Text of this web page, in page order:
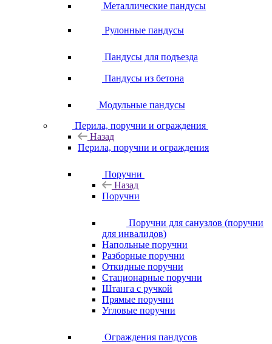
Металлические пандусы
Рулонные пандусы
Пандусы для подъезда
Пандусы из бетона
Модульные пандусы
Перила, поручни и ограждения
Назад
Перила, поручни и ограждения
Поручни
Назад
Поручни
Поручни для санузлов (поручни
для инвалидов)
Напольные поручни
Разборные поручни
Откидные поручни
Стационарные поручни
Штанга с ручкой
Прямые поручни
Угловые поручни
Ограждения пандусов